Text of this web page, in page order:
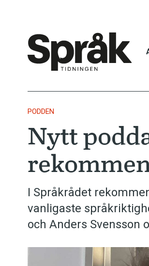
PODDEN
Nytt
I Språkrådet
vanligaste
och Anders Svensson